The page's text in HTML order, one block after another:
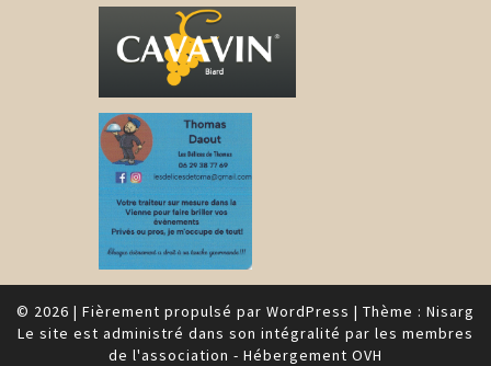
© 2026 | Fièrement propulsé par WordPress | Thème : Nisarg
Le site est administré dans son intégralité par les membres
de l'association - Hébergement OVH